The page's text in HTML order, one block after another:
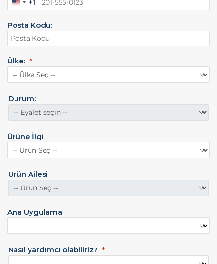
A
e
r
i
a
B
i
r
l
e
i
D
v
l
e
l
i
+
+1
Posta Kodu:
Ülke:
Durum:
Ürüne İlgi
Ürün Ailesi
Ana Uygulama
Nasıl yardımcı olabiliriz?